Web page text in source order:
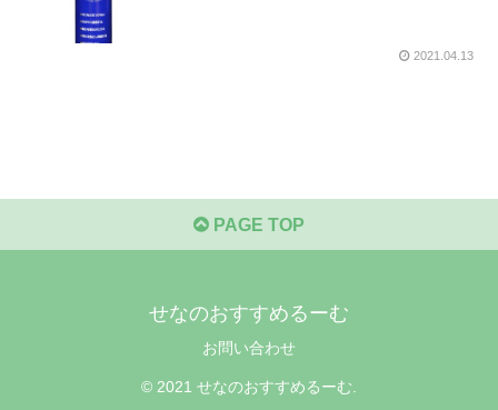
2021.04.13
PAGE TOP
せなのおすすめるーむ
お問い合わせ
© 2021 せなのおすすめるーむ.